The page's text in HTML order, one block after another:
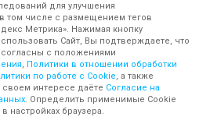
для улучшения
том числе с размещением тегов
Метрика». Нажимая кнопку
Сайт, Вы подтверждаете, что
с положениями
, Политики в отношении обработки
по работе с Cookie, а также
интересе даёте Согласие на
. Определить применимые Cookie
настройках браузера.